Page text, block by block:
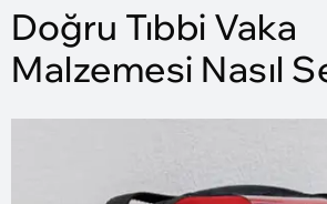
Doğru Tıbbi Vaka
Malzemesi Nasıl